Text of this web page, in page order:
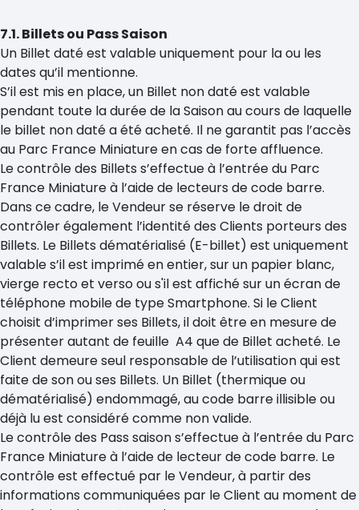
7.1. Billets ou Pass Saison
Un Billet daté est valable uniquement pour la ou les
dates qu’il mentionne.
S’il est mis en place, un Billet non daté est valable
pendant toute la durée de la Saison au cours de laquelle
le billet non daté a été acheté. Il ne garantit pas l’accès
au Parc France Miniature en cas de forte affluence.
Le contrôle des Billets s’effectue à l’entrée du Parc
France Miniature à l’aide de lecteurs de code barre.
Dans ce cadre, le Vendeur se réserve le droit de
contrôler également l’identité des Clients porteurs des
Billets. Le Billets dématérialisé (E-billet) est uniquement
valable s’il est imprimé en entier, sur un papier blanc,
vierge recto et verso ou s'il est affiché sur un écran de
téléphone mobile de type Smartphone. Si le Client
choisit d’imprimer ses Billets, il doit être en mesure de
présenter autant de feuille A4 que de Billet acheté. Le
Client demeure seul responsable de l’utilisation qui est
faite de son ou ses Billets. Un Billet (thermique ou
dématérialisé) endommagé, au code barre illisible ou
déjà lu est considéré comme non valide.
Le contrôle des Pass saison s’effectue à l’entrée du Parc
France Miniature à l’aide de lecteur de code barre. Le
contrôle est effectué par le Vendeur, à partir des
informations communiquées par le Client au moment de